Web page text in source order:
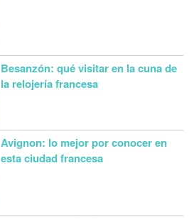
Besanzón: qué visitar en la cuna de
la relojería francesa
Avignon: lo mejor por conocer en
esta ciudad francesa